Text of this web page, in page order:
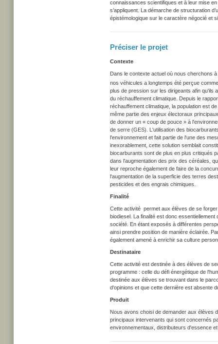
connaissances scientifiques et à leur mise
s’appliquent.
a démarche de structuration
épistémologique sur le caractère négocié et
Préciser le projet
Contexte
Dans le contexte actuel où nous cherchons
nos véhicules a longtemps été perçue
plus de pression sur les dirigeants afin qu'ils
du réchauffement climatique. Depuis le
réchauffement climatique, la population est
même partie des enjeux électoraux
de donner un « coup de pouce » à
de serre (GES). L'utilisation des
l'environnement et fait partie de l'une des
inexorablement, cette solution semblait
biocarburants sont de plus en plus critiqués
dans l'augmentation des prix des céréales,
leur reproche également de faire de la
l'augmentation de la superficie des terres
pesticides et des engrais chimiques.
Finalité
Cette activité permet aux élèves de se
biodiesel. La finalité est donc
société. En étant exposés à différentes
ainsi prendre position de manière éclairée.
également amené à enrichir sa culture
Destinataire
Cette activité est destinée à des élèves de
programme : celle du défi énergétique de
destinée aux élèves se trouvant dans le
d'opinions et que cette dernière est absente
Produit
Nous avons choisi de demander aux élèves
principaux intervenants qui sont concernés
environnementaux, distributeurs d'essence